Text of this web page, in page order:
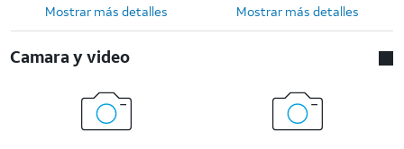
Mostrar más detalles Mostrar más detalles
Camara y video